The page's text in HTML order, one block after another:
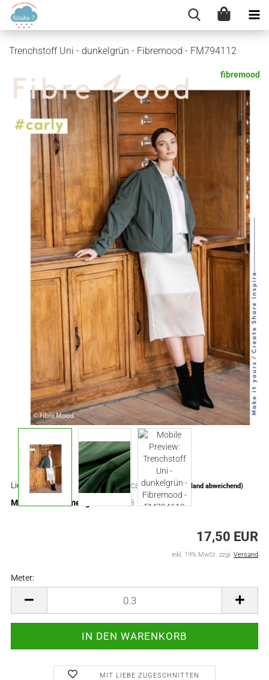
Trenchstoff Uni - dunkelgrün - Fibremood - FM794112
fibremood
Lieferzeit: ca. 3-4 Tage(Ausland abweichend)
Mindestbestellmenge: 0,3
17,50 EUR
inkl. 19% MwSt. zzgl. Versand
Meter:
MIT LIEBE ZUGESCHNITTEN